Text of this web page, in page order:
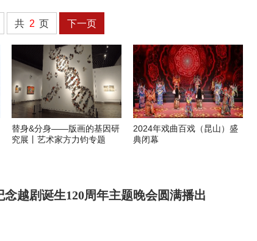
共 2 页 下一页
替身&分身——版画的基因研
究展丨艺术家方力钧专题
2024年戏曲百戏（昆山）盛
典闭幕
念越剧诞生120周年主题晚会圆满播出